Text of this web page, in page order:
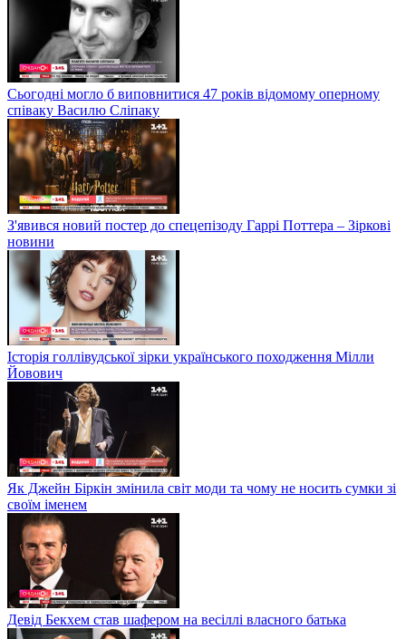
Сьогодні могло б виповнитися 47 років відомому оперному
співаку Василю Сліпаку
З'явився новий постер до спецепізоду Гаррі Поттера – Зіркові
новини
Історія голлівудської зірки українського походження Мілли
Йовович
Як Джейн Біркін змінила світ моди та чому не носить сумки зі
своїм іменем
Девід Бекхем став шафером на весіллі власного батька